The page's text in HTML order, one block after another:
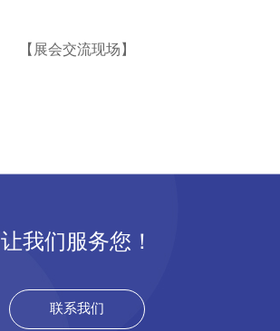
【展会交流现场】
让我们服务您！
联系我们